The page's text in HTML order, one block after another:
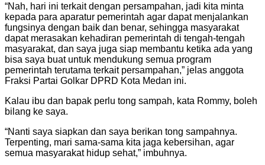
“Nah, hari ini terkait dengan persampahan, jadi kita minta
kepada para aparatur pemerintah agar dapat menjalankan
fungsinya dengan baik dan benar, sehingga masyarakat
dapat merasakan kehadiran pemerintah di tengah-tengah
masyarakat, dan saya juga siap membantu ketika ada yang
bisa saya buat untuk mendukung semua program
pemerintah terutama terkait persampahan,” jelas anggota
Fraksi Partai Golkar DPRD Kota Medan ini.
Kalau ibu dan bapak perlu tong sampah, kata Rommy, boleh
bilang ke saya.
“Nanti saya siapkan dan saya berikan tong sampahnya.
Terpenting, mari sama-sama kita jaga kebersihan, agar
semua masyarakat hidup sehat,” imbuhnya.